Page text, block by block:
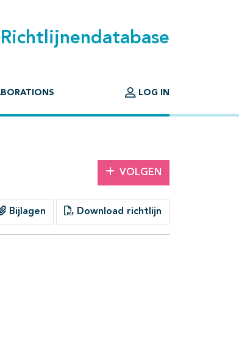
Richtlijnendatabase
LOG IN
VOLGEN
Bijlagen Download richtlijn